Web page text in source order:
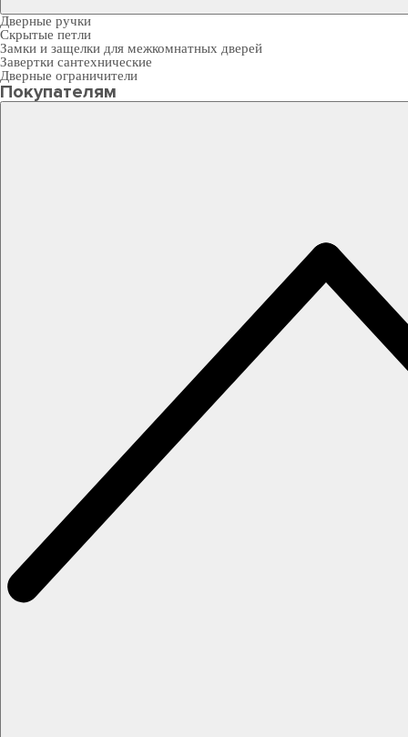
Дверные ручки
Скрытые петли
Замки и защелки для межкомнатных дверей
Завертки сантехнические
Дверные ограничители
Покупателям